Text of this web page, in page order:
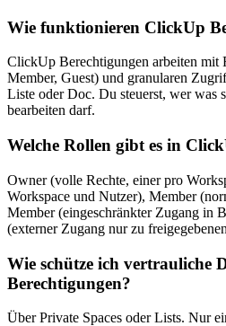
Wie funktionieren ClickUp
ClickUp Berechtigungen arbeiten mit
Member, Guest) und granularen
Liste oder Doc. Du steuerst, wer was
bearbeiten darf.
Welche Rollen gibt es in
Owner (volle Rechte, einer pro
Workspace und Nutzer), Member
Member (eingeschränkter Zugang in
(externer Zugang nur zu
Wie schütze ich vertrauliche
Berechtigungen?
Über Private Spaces oder Lists. Nur